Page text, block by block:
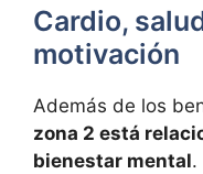
Cardio,
motivación
Además de los
zona 2 está
bienestar mental.